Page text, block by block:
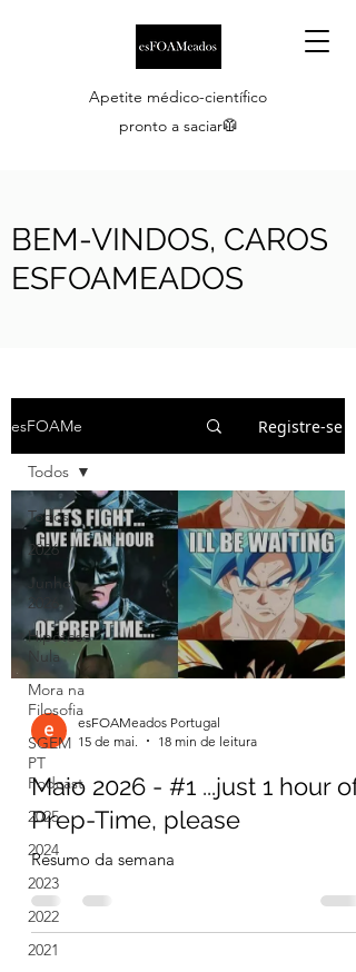
Apetite médico-científico
pronto a saciar🥼
BEM-VINDOS, CAROS
ESFOAMEADOS
esFOAMe Registre-se
Todos
2026
Junho
2026
Hipótese
Nula
Mora na
Filosofia
SGEM
PT
Podcast
2025
2024
2023
2022
2021
Todos
esFOAMeados Portugal
15 de mai.
18 min de leitura
Maio 2026 - #1 ...just 1 hour of
Prep-Time, please
Resumo da semana